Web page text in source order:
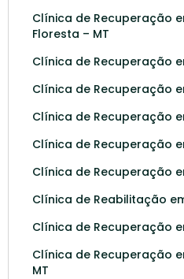
Clínica de Recuperação
Floresta – MT
Clínica de Recuperação
Clínica de Recuperação
Clínica de Recuperação
Clínica de Recuperação
Clínica de Recuperação
Clínica de Reabilitação
Clínica de Recuperação
Clínica de Recuperação
MT